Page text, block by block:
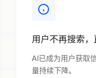
用户不再搜索，
AI已成为用户获取
量持续下降。